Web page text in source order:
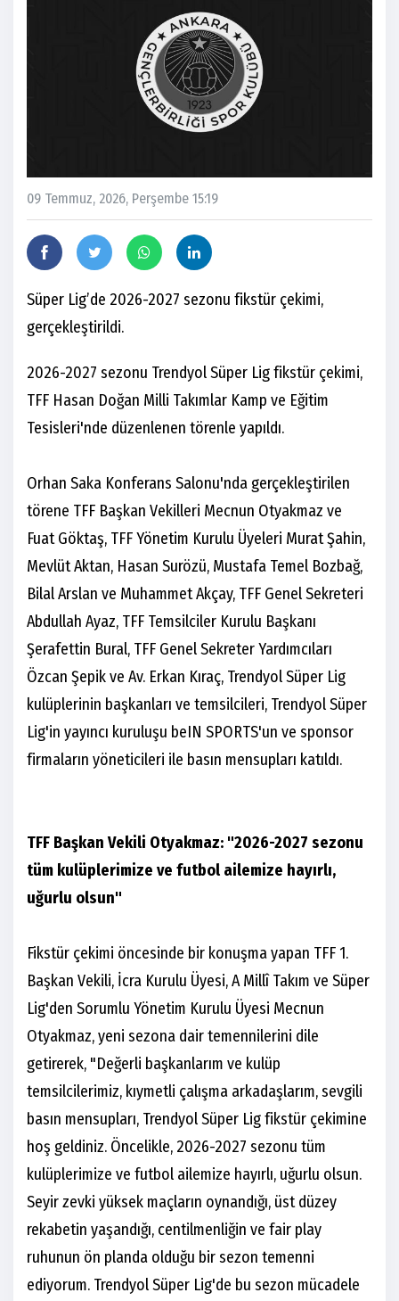
09 Temmuz, 2026, Perşembe 15:19
Süper Lig’de 2026-2027 sezonu fikstür çekimi,
gerçekleştirildi.
2026-2027 sezonu Trendyol Süper Lig fikstür çekimi,
TFF Hasan Doğan Milli Takımlar Kamp ve Eğitim
Tesisleri'nde düzenlenen törenle yapıldı.
Orhan Saka Konferans Salonu'nda gerçekleştirilen
törene TFF Başkan Vekilleri Mecnun Otyakmaz ve
Fuat Göktaş, TFF Yönetim Kurulu Üyeleri Murat Şahin,
Mevlüt Aktan, Hasan Surözü, Mustafa Temel Bozbağ,
Bilal Arslan ve Muhammet Akçay, TFF Genel Sekreteri
Abdullah Ayaz, TFF Temsilciler Kurulu Başkanı
Şerafettin Bural, TFF Genel Sekreter Yardımcıları
Özcan Şepik ve Av. Erkan Kıraç, Trendyol Süper Lig
kulüplerinin başkanları ve temsilcileri, Trendyol Süper
Lig'in yayıncı kuruluşu beIN SPORTS'un ve sponsor
firmaların yöneticileri ile basın mensupları katıldı.
TFF Başkan Vekili Otyakmaz: "2026-2027 sezonu
tüm kulüplerimize ve futbol ailemize hayırlı,
uğurlu olsun"
Fikstür çekimi öncesinde bir konuşma yapan TFF 1.
Başkan Vekili, İcra Kurulu Üyesi, A Millî Takım ve Süper
Lig'den Sorumlu Yönetim Kurulu Üyesi Mecnun
Otyakmaz, yeni sezona dair temennilerini dile
getirerek, "Değerli başkanlarım ve kulüp
temsilcilerimiz, kıymetli çalışma arkadaşlarım, sevgili
basın mensupları, Trendyol Süper Lig fikstür çekimine
hoş geldiniz. Öncelikle, 2026-2027 sezonu tüm
kulüplerimize ve futbol ailemize hayırlı, uğurlu olsun.
Seyir zevki yüksek maçların oynandığı, üst düzey
rekabetin yaşandığı, centilmenliğin ve fair play
ruhunun ön planda olduğu bir sezon temenni
ediyorum. Trendyol Süper Lig'de bu sezon mücadele